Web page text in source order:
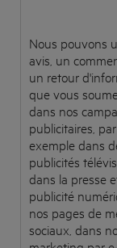
Nous pouvons
avis, un
un retour
que vous
dans nos
publicitaires, par
exemple dans
publicités
dans la presse
publicité
nos pages de
sociaux, dans